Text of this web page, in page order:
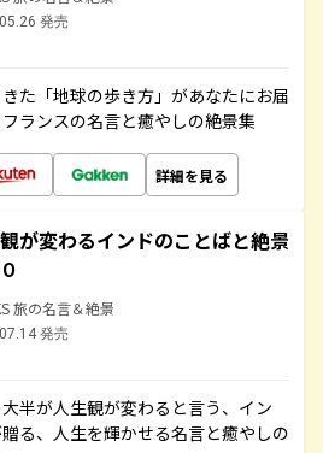
発売
た「地球の歩き方」があなたにお届
ランスの名言と癒やしの絶景集
詳細を見る
が変わるインドのことばと絶景
旅の名言＆絶景
発売
半が人生観が変わると言う、イン
る、人生を輝かせる名言と癒やしの